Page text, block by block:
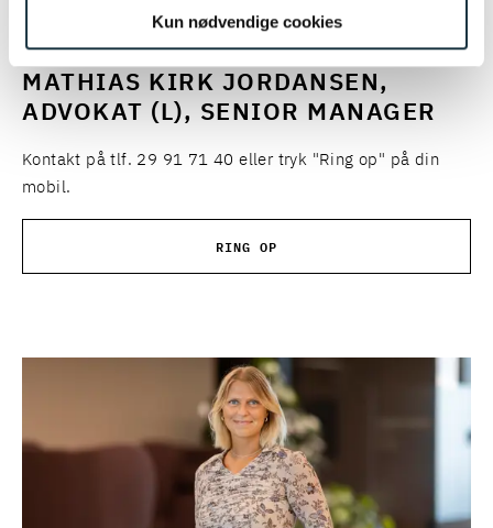
Kun nødvendige cookies
MATHIAS KIRK JORDANSEN,
ADVOKAT (L), SENIOR MANAGER
Kontakt på tlf. 29 91 71 40 eller tryk "Ring op" på din
mobil.
RING OP